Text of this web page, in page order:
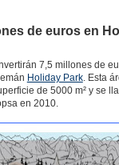
de euros en
7,5 millones de
Holiday Park. Esta
de 5000 m² y se
en 2010.